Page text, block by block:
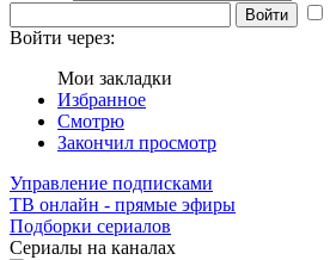
Войти
Войти через:
Мои закладки
Избранное
Смотрю
Закончил просмотр
Управление подписками
ТВ онлайн - прямые эфиры
Подборки сериалов
Сериалы на каналах